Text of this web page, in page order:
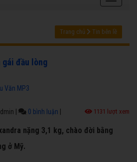
Trang chủ Tin bên lề
gái đầu lòng
Văn MP3
0 bình luận 1131 lượt xem
nặng 3,1 kg, chào đời bằng
ở Mỹ.